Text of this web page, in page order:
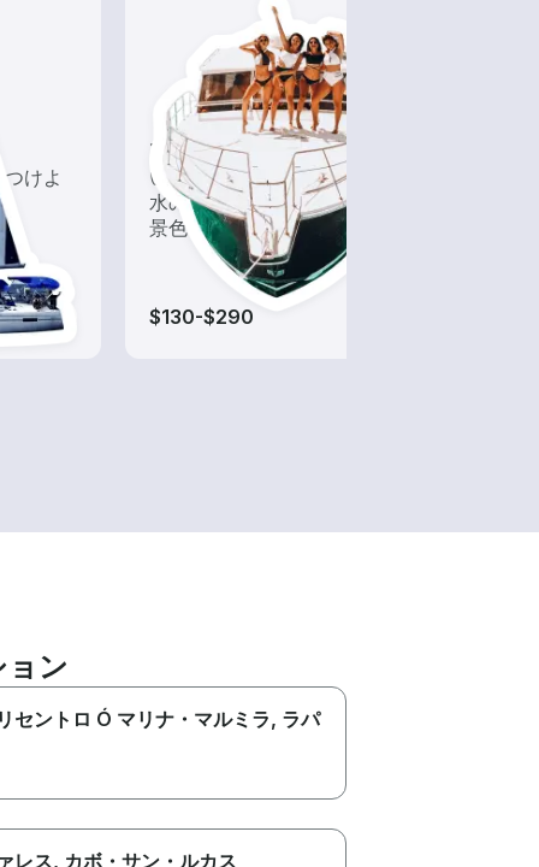
けよ
ツアー
いろんな再発見があるかも!?
水の上から眺める一味違った
景色を楽しもう！
$130-$290
ン
セントロ Ó マリナ・マルミラ, ラパ
レス, カボ・サン・ルカス